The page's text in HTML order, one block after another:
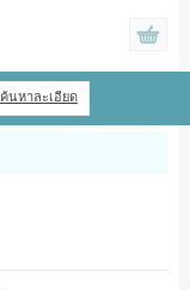
ค้นหาละเอียด